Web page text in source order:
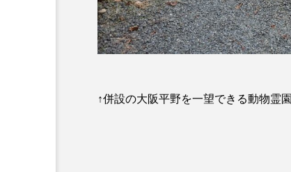
↑併設の大阪平野を一望できる動物霊園